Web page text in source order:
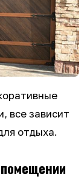
все зависит
отдыха.